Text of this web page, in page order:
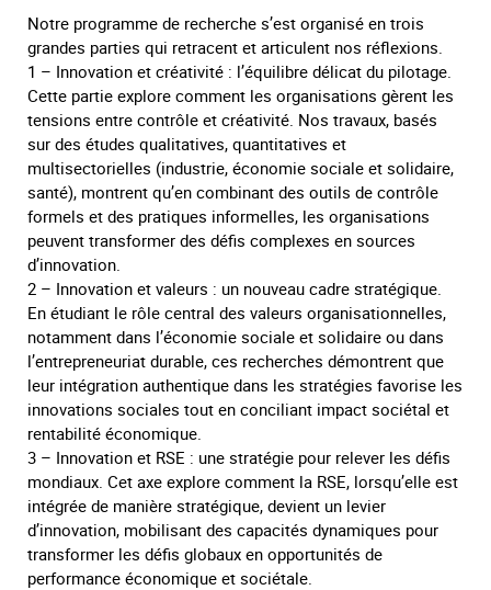
Notre programme de recherche s’est organisé en trois
grandes parties qui retracent et articulent nos réflexions.
1 – Innovation et créativité : l’équilibre délicat du pilotage.
Cette partie explore comment les organisations gèrent les
tensions entre contrôle et créativité. Nos travaux, basés
sur des études qualitatives, quantitatives et
multisectorielles (industrie, économie sociale et solidaire,
santé), montrent qu’en combinant des outils de contrôle
formels et des pratiques informelles, les organisations
peuvent transformer des défis complexes en sources
d’innovation.
2 – Innovation et valeurs : un nouveau cadre stratégique.
En étudiant le rôle central des valeurs organisationnelles,
notamment dans l’économie sociale et solidaire ou dans
l’entrepreneuriat durable, ces recherches démontrent que
leur intégration authentique dans les stratégies favorise les
innovations sociales tout en conciliant impact sociétal et
rentabilité économique.
3 – Innovation et RSE : une stratégie pour relever les défis
mondiaux. Cet axe explore comment la RSE, lorsqu’elle est
intégrée de manière stratégique, devient un levier
d’innovation, mobilisant des capacités dynamiques pour
transformer les défis globaux en opportunités de
performance économique et sociétale.